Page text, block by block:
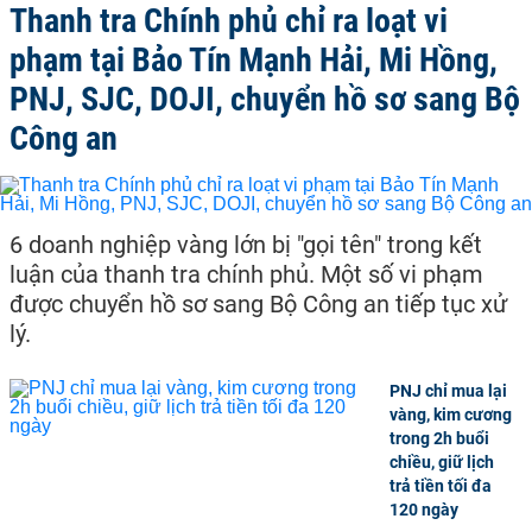
Thanh tra Chính phủ chỉ ra loạt vi
phạm tại Bảo Tín Mạnh Hải, Mi Hồng,
PNJ, SJC, DOJI, chuyển hồ sơ sang Bộ
Công an
6 doanh nghiệp vàng lớn bị "gọi tên" trong kết
luận của thanh tra chính phủ. Một số vi phạm
được chuyển hồ sơ sang Bộ Công an tiếp tục xử
lý.
PNJ chỉ mua lại
vàng, kim cương
trong 2h buổi
chiều, giữ lịch
trả tiền tối đa
120 ngày